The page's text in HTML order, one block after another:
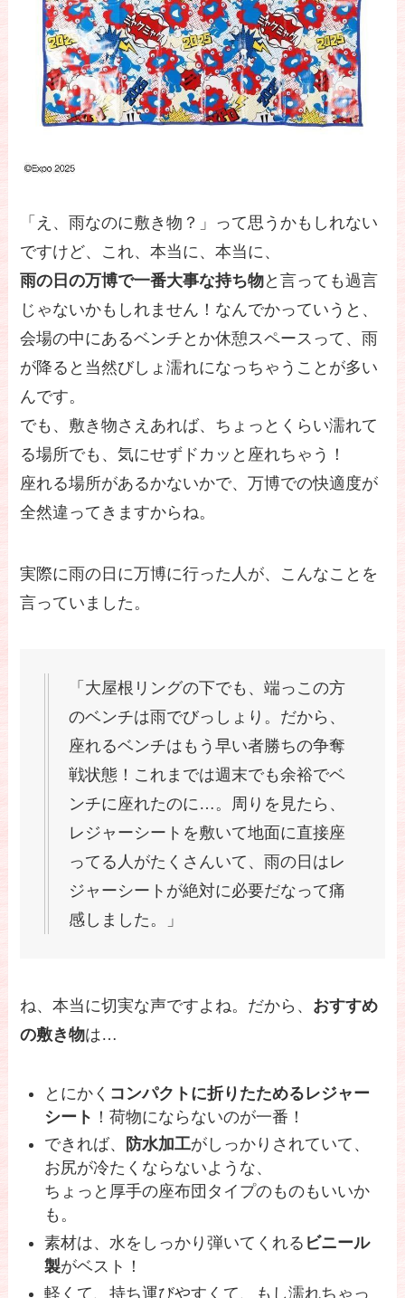
「え、雨なのに敷き物？」って思うかもしれない
ですけど、これ、本当に、本当に、
雨の日の万博で一番大事な持ち物と言っても過言
じゃないかもしれません！なんでかっていうと、
会場の中にあるベンチとか休憩スペースって、雨
が降ると当然びしょ濡れになっちゃうことが多い
んです。
でも、敷き物さえあれば、ちょっとくらい濡れて
る場所でも、気にせずドカッと座れちゃう！
座れる場所があるかないかで、万博での快適度が
全然違ってきますからね。
実際に雨の日に万博に行った人が、こんなことを
言っていました。
「大屋根リングの下でも、端っこの方
のベンチは雨でびっしょり。だから、
座れるベンチはもう早い者勝ちの争奪
戦状態！これまでは週末でも余裕でベ
ンチに座れたのに…。周りを見たら、
レジャーシートを敷いて地面に直接座
ってる人がたくさんいて、雨の日はレ
ジャーシートが絶対に必要だなって痛
感しました。」
ね、本当に切実な声ですよね。だから、 おすすめ
の敷き物は…
とにかく コンパクトに折りたためるレジャー
シート ！荷物にならないのが一番！
できれば、
防水加工がしっかりされていて、
お尻が冷たくならないような、
ちょっと厚手の座布団タイプのものもいいか
も。
素材は、水をしっかり弾いてくれる ビニール
製がベスト！
軽くて、持ち運びやすくて、もし濡れちゃっ